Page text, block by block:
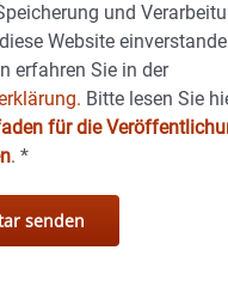
und
Website
erfahren Sie in der
Bitte lesen Sie
für die
. *